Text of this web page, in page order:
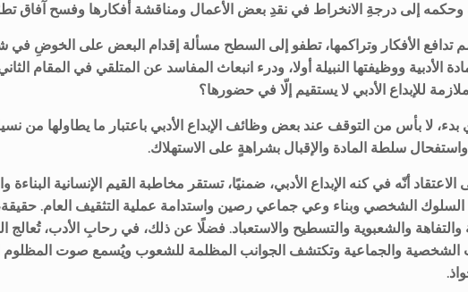
وحكمه إلى درجةِ الانخراط في نقدِ بعض الأعمال ومناقشة أفكارها وفسح آفاق
الأفكار وتراكمها، تطفو إلى السطح مسألة إقدام البعض على الخوضِ في
الأدبية ووظيفتها النبيلة أولا، ودرء انبعاث المفاسد عن المتلقي في المقام
للإبداع الأدبي لا يستقيم إلّا في حضورها؟
بدء، لا بأس من التوقف عند بعض وظائف الإبداع الأدبي باعتبار ما يطاولها من
سلطة المادة والإقبال بشراهةٍ على الاستهلاك.
الاعتقاد أنّه في كنه الإبداع الأدبي، ضمنيًا، تستقر مخاطبة القيم الإنسانية
السلوك الشخصي وبناء وعي جماعي رصين واستدامة عملية التثقيف العام.
والتفاهة والشعبوية والتسطيح والاستعباد. فضلًا عن ذلك، في رحابِ الأدب،
الشخصية والجماعية وتكتشف الجوانب المظلمة للشعوب ويُسمع صوت المظلوم